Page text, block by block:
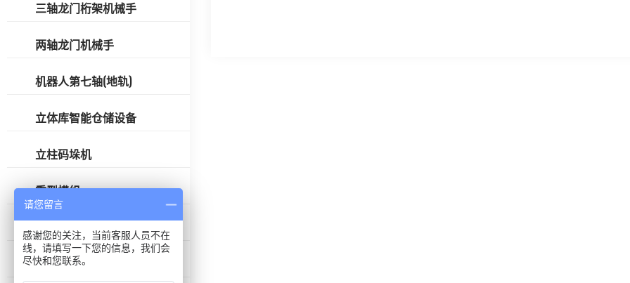
三轴龙门桁架机械手
两轴龙门机械手
机器人第七轴(地轨)
立体库智能仓储设备
立柱码垛机
重型模组
丝杆模组
龙门桁架
请您留言
感谢您的关注，当前客服人员不在
线，请填写一下您的信息，我们会
尽快和您联系。